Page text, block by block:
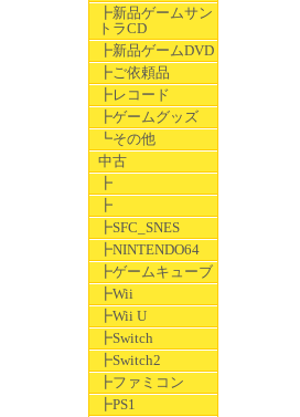
┣新品ゲームサン
トラCD
┣新品ゲームDVD
┣ご依頼品
┣レコード
┣ゲームグッズ
┗その他
中古
┣
┣
┣SFC_SNES
┣NINTENDO64
┣ゲームキューブ
┣Wii
┣Wii U
┣Switch
┣Switch2
┣ファミコン
┣PS1